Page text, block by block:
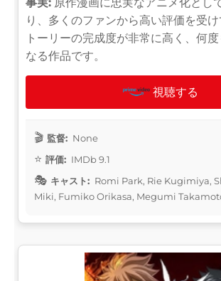
り、多くのファンから高い評価を受
トーリーの完成度が非常に高く、何度
なる作品です。
視聴する
監督: None
評価: IMDb 9.1
キャスト: Romi Park, Rie Kugimiya,
Miki, Fumiko Orikasa, Megumi